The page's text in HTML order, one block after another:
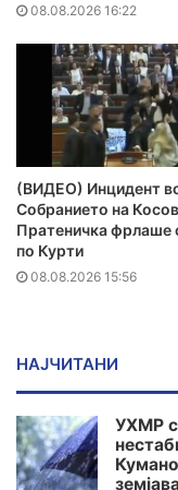
08.08.2026 16:22
(ВИДЕО) Инцидент
Собранието на
Пратеничка фрлаше
по Курти
08.08.2026 15:56
НАЈЧИТАНИ
УХМР